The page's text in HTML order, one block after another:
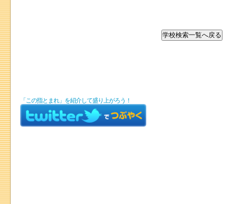
「この指とまれ」を紹介して盛り上がろう！